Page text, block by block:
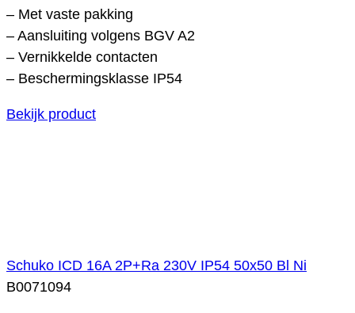
– Met vaste pakking
– Aansluiting volgens BGV A2
– Vernikkelde contacten
– Beschermingsklasse IP54
Bekijk product
Schuko ICD 16A 2P+Ra 230V IP54 50x50 Bl Ni
B0071094